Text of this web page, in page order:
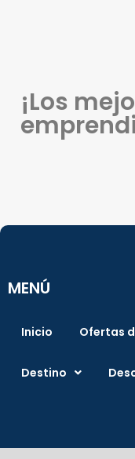
¡Los
MENÚ
Inicio Ofertas
Destino